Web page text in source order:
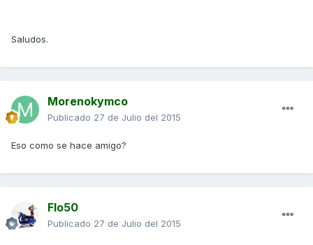
Saludos.
Morenokymco
Publicado 27 de Julio del 2015
Eso como se hace amigo?
Flo50
Publicado 27 de Julio del 2015